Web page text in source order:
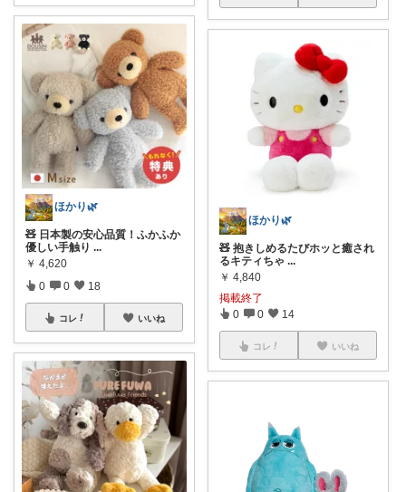
ほかり🌿
🧸 日本製の安心品質！ふかふか
優しい手触り ...
￥ 4,620
0 0 18
コレ いいね
ほかり🌿
🧸 抱きしめるたびホッと癒され
るキティちゃ ...
￥ 4,840
掲載終了
0 0 14
コレ いいね